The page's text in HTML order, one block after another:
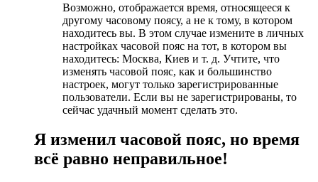
Возможно, отображается время, относящееся к
другому часовому поясу, а не к тому, в котором
находитесь вы. В этом случае измените в личных
настройках часовой пояс на тот, в котором вы
находитесь: Москва, Киев и т. д. Учтите, что
изменять часовой пояс, как и большинство
настроек, могут только зарегистрированные
пользователи. Если вы не зарегистрированы, то
сейчас удачный момент сделать это.
Я изменил часовой пояс, но время
всё равно неправильное!